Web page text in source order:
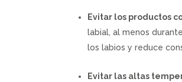
Evitar los productos
labial, al menos
los labios y reduce
Evitar las altas